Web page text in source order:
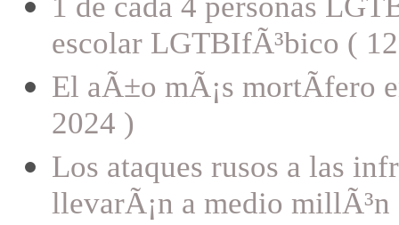
escolar LGTBIfÃ³bico (
El aÃ±o mÃ¡s mortÃ­fero
2024 )
Los ataques rusos a las
llevarÃ¡n a medio